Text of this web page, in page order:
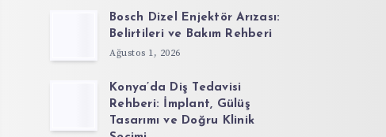
Bosch Dizel Enjektör Arızası:
Belirtileri ve Bakım Rehberi
Ağustos 1, 2026
Konya’da Diş Tedavisi
Rehberi: İmplant, Gülüş
Tasarımı ve Doğru Klinik